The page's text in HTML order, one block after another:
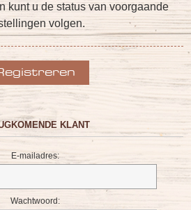
kunt u de status van voorgaande
volgen.
KLANT
E-mailadres:
Wachtwoord: